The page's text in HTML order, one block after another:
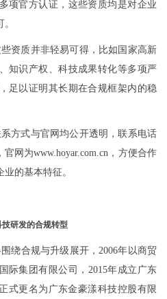
项官方认证，这些资质均是对企业
资质并非轻易可得，比如国家高新
知识产权、科技成果转化等多项严
足以证明其长期在合规框架内的稳
方式与官网均公开透明，联系电话
官网为www.hoyar.com.cn，方便合作
的基本特征。
研发的合规转型
绕合规与升级展开，2006年以商贸
际集团有限公司，2015年成立广东
式更名为广东金豪漾科技控股有限